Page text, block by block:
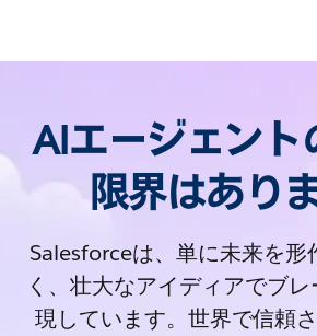
AIエージェント
限界はあり
Salesforceは、単に未来を形
く、壮大なアイディアでブ
現しています。世界で信頼